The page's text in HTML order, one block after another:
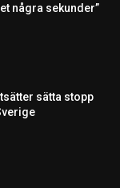
några sekunder”
sätta stopp